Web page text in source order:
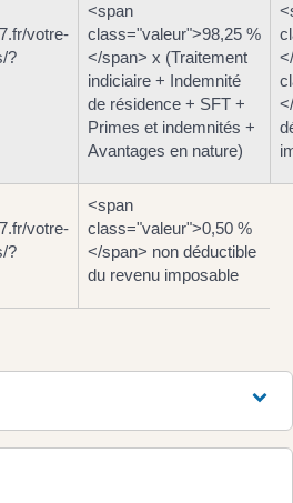
votre-
?
<span
class="valeur">98,25 %
</span> x (Traitement
indiciaire + Indemnité
de résidence + SFT +
Primes et indemnités +
Avantages en nature)
votre-
?
<span
class="valeur">0,50 %
</span> non déductible
du revenu imposable